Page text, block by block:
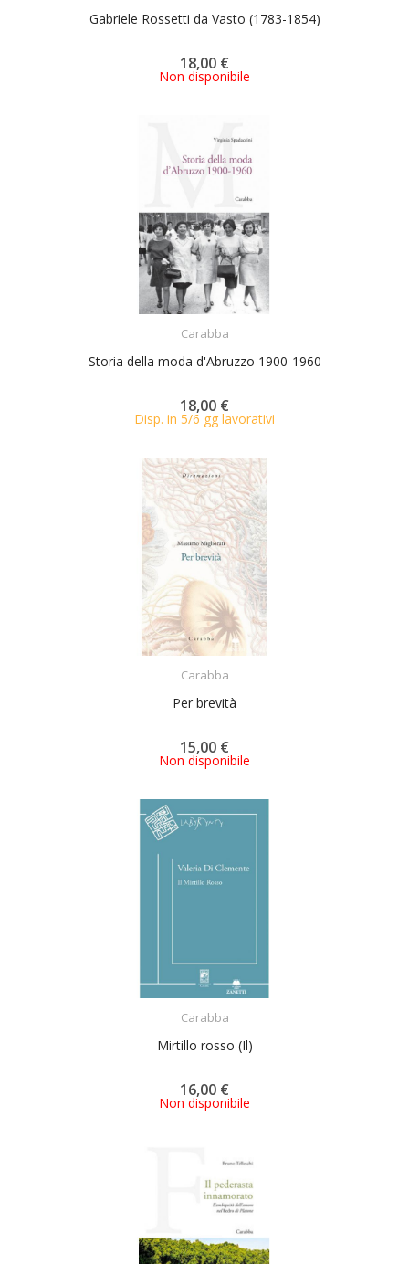
Gabriele Rossetti da Vasto (1783-1854)
18,00 €
Non disponibile
Carabba
Storia della moda d'Abruzzo 1900-1960
18,00 €
Disp. in 5/6 gg lavorativi
Carabba
Per brevità
15,00 €
Non disponibile
Carabba
Mirtillo rosso (Il)
16,00 €
Non disponibile